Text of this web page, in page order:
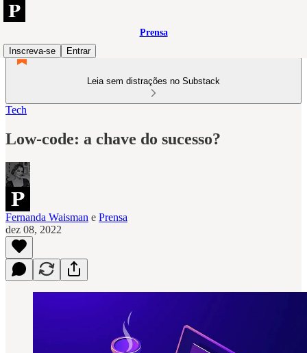
Prensa
Inscreva-se
Entrar
Leia sem distrações no Substack
Tech
Low-code: a chave do sucesso?
Fernanda Waisman e Prensa
dez 08, 2022